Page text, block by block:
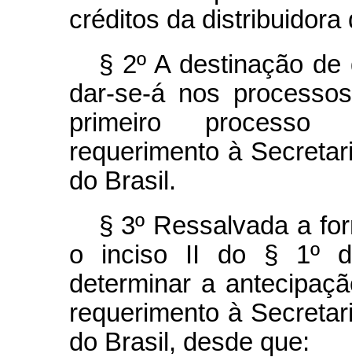
créditos da distribuidora
§ 2º A destinação
dar-se-á nos
primeiro processo
requerimento à
do Brasil.
§ 3º Ressalvada a
o inciso II do § 1º
determinar a
requerimento à
do Brasil, desde que: